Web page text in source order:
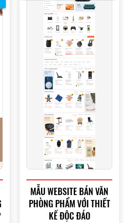
MẪU WEBSITE BÁN VĂN
PHÒNG PHẨM VỚI THIẾT
KẾ ĐỘC ĐÁO
cung cấp cho quý
SMS tự động. Nếu cần hỗ trợ thêm